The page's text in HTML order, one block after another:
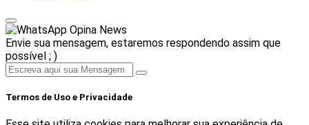
Opina News
Envie sua mensagem, estaremos respondendo assim que
possível ; )
Termos de Uso e Privacidade